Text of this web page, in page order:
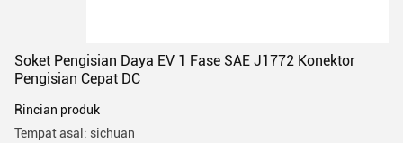
Soket Pengisian Daya EV 1 Fase SAE J1772 Konektor
Pengisian Cepat DC
Rincian produk
Tempat asal: sichuan